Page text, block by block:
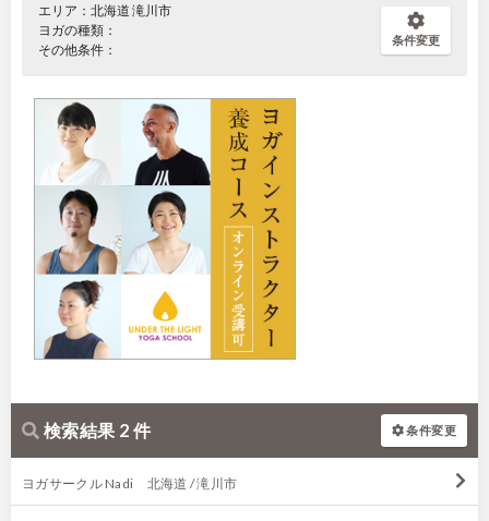
エリア：北海道 滝川市
ヨガの種類：
その他条件：
条件変更
検索結果 2 件 条件変更
ヨガサークル Nadi 北海道 / 滝川市